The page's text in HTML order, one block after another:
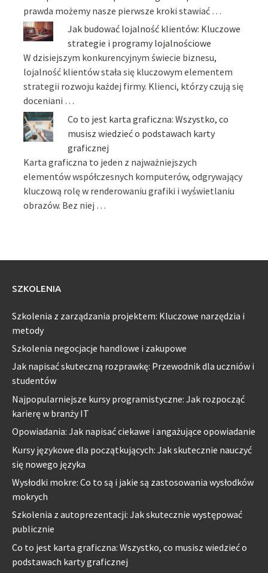
prawda możemy nasze pierwsze kroki stawiać …
Jak budować lojalność klientów: Kluczowe
strategie i programy lojalnościowe
W dzisiejszym konkurencyjnym świecie biznesu,
lojalność klientów stała się kluczowym elementem
strategii rozwoju każdej firmy. Klienci, którzy czują się
doceniani …
Co to jest karta graficzna: Wszystko, co
musisz wiedzieć o podstawach karty
graficznej
Karta graficzna to jeden z najważniejszych
elementów współczesnych komputerów, odgrywający
kluczową rolę w renderowaniu grafiki i wyświetlaniu
obrazów. Bez niej …
SZKOLENIA
Szkolenia z zarządzania projektem: Kluczowe narzędzia i
metody
Szkolenia negocjacje handlowe i zakupowe
Jak napisać skuteczną rozprawkę: Przewodnik dla uczniów i
studentów
Najpopularniejsze kursy programistyczne: Jak rozpocząć
karierę w branży IT
Opowiadania: Jak napisać ciekawe i angażujące opowiadanie
Kursy językowe dla początkujących: Jak skutecznie nauczyć
się nowego języka
Wysłodki mokre: Co to są i jakie są zastosowania wysłodków
mokrych
Szkolenia z autoprezentacji: Jak skutecznie występować
publicznie
Co to jest karta graficzna: Wszystko, co musisz wiedzieć o
podstawach karty graficznej